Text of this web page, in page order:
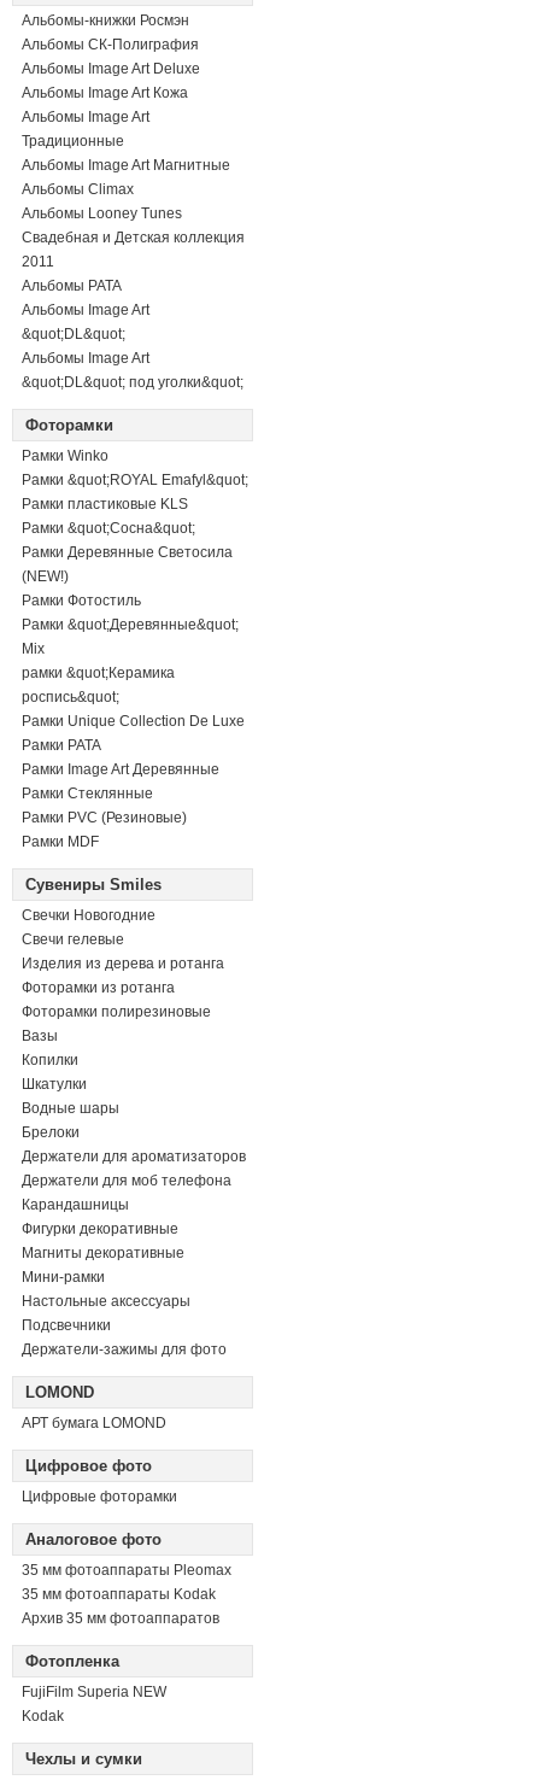
Альбомы-книжки Росмэн
Альбомы СК-Полиграфия
Альбомы Image Art Deluxe
Альбомы Image Art Кожа
Альбомы Image Art
Традиционные
Альбомы Image Art Магнитные
Альбомы Climax
Альбомы Looney Tunes
Свадебная и Детская коллекция
2011
Альбомы PATA
Альбомы Image Art
&quot;DL&quot;
Альбомы Image Art
&quot;DL&quot; под уголки&quot;
Фоторамки
Рамки Winko
Рамки &quot;ROYAL Emafyl&quot;
Рамки пластиковые KLS
Рамки &quot;Сосна&quot;
Рамки Деревянные Светосила
(NEW!)
Рамки Фотостиль
Рамки &quot;Деревянные&quot;
Mix
рамки &quot;Керамика
роспись&quot;
Рамки Unique Collection De Luxe
Рамки PATA
Рамки Image Art Деревянные
Рамки Стеклянные
Рамки PVC (Резиновые)
Рамки MDF
Сувениры Smiles
Свечки Новогодние
Свечи гелевые
Изделия из дерева и ротанга
Фоторамки из ротанга
Фоторамки полирезиновые
Вазы
Копилки
Шкатулки
Водные шары
Брелоки
Держатели для ароматизаторов
Держатели для моб телефона
Карандашницы
Фигурки декоративные
Магниты декоративные
Мини-рамки
Настольные аксессуары
Подсвечники
Держатели-зажимы для фото
LOMOND
АРТ бумага LOMOND
Цифровое фото
Цифровые фоторамки
Аналоговое фото
35 мм фотоаппараты Pleomax
35 мм фотоаппараты Kodak
Архив 35 мм фотоаппаратов
Фотопленка
FujiFilm Superia NEW
Kodak
Чехлы и сумки